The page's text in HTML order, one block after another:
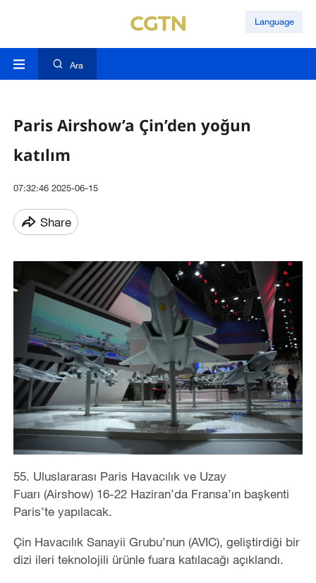
Language
Ara
Paris Airshow’a Çin’den yoğun
katılım
07:32:46 2025-06-15
Share
55. Uluslararası Paris Havacılık ve Uzay
Fuarı (Airshow) 16-22 Haziran’da Fransa’ın başkenti
Paris’te yapılacak.
Çin Havacılık Sanayii Grubu’nun (AVIC), geliştirdiği bir
dizi ileri teknolojili ürünle fuara katılacağı açıklandı.